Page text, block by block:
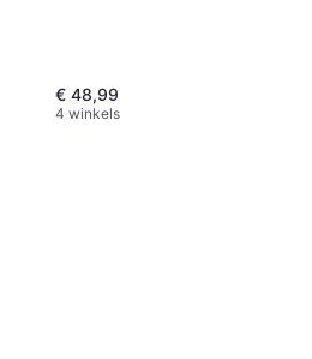
€ 48,99
4 winkels